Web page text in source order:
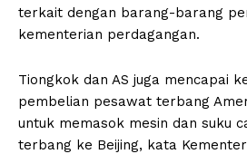
terkait dengan barang-barang
kementerian perdagangan.
Tiongkok dan AS juga mencapai
pembelian pesawat terbang
untuk memasok mesin dan suku
terbang ke Beijing, kata